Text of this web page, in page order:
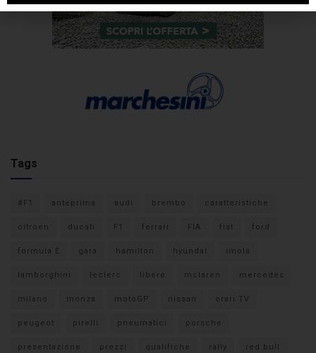
Tags
#F1 anteprima audi brembo caratteristiche
citroen ducati F1 ferrari FIA fiat ford
formula E gara hamilton hyundai imola
lamborghini leclerc libere mclaren mercedes
milano monza motoGP nissan orari TV
peugeot pirelli pneumatici porsche
presentazione prezzi qualifiche rally red bull